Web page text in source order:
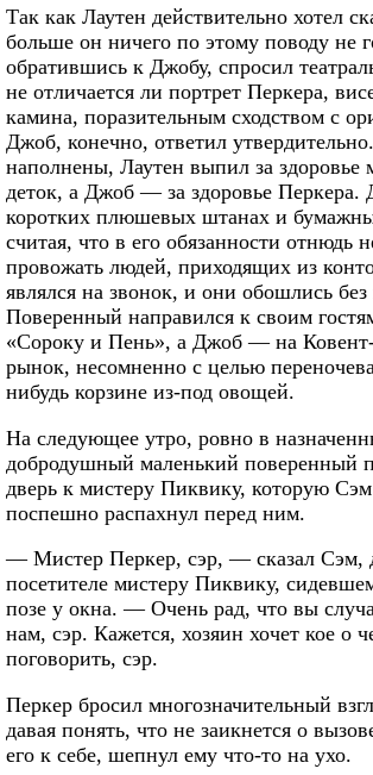
Так как Лаутен действительно хотел
больше он ничего по этому поводу не
обратившись к Джобу, спросил
не отличается ли портрет Перкера,
камина, поразительным сходством с
Джоб, конечно, ответил
наполнены, Лаутен выпил за здоровье
деток, а Джоб — за здоровье Перкера.
коротких плюшевых штанах и
считая, что в его обязанности отнюдь
провожать людей, приходящих из
являлся на звонок, и они обошлись
Поверенный направился к своим
«Сороку и Пень», а Джоб — на
рынок, несомненно с целью
нибудь корзине из-под овощей.
На следующее утро, ровно в
добродушный маленький поверенный
дверь к мистеру Пиквику, которую
поспешно распахнул перед ним.
— Мистер Перкер, сэр, — сказал Сэм,
посетителе мистеру Пиквику,
позе у окна. — Очень рад, что вы
нам, сэр. Кажется, хозяин хочет кое о
поговорить, сэр.
Перкер бросил многозначительный
давая понять, что не заикнется о
его к себе, шепнул ему что-то на ухо.